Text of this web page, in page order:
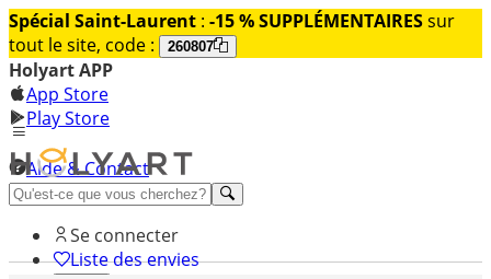
Spécial Saint-Laurent : -15 % SUPPLÉMENTAIRESsur
tout le site, code :
260807
Holyart APP
App Store
Play Store
Aide & Contact
Découvrez Premium
Se connecter
Liste des envies